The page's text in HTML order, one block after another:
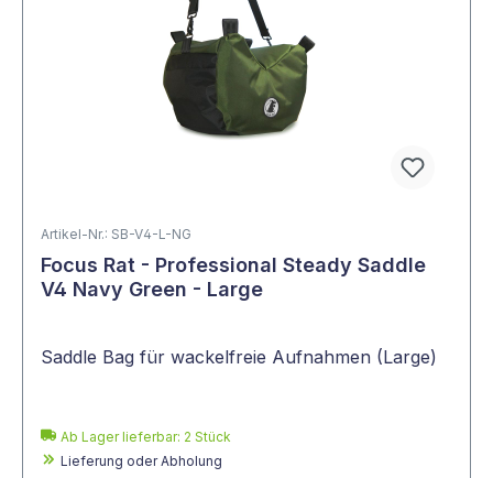
Artikel-Nr.: SB-V4-L-NG
Focus Rat - Professional Steady Saddle
V4 Navy Green - Large
Saddle Bag für wackelfreie Aufnahmen (Large)
Ab Lager lieferbar: 2 Stück
Lieferung oder Abholung